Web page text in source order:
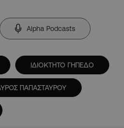
Alpha Podcasts
ΙΔΙΟΚΤΗΤΟ ΓΗΠΕΔΟ
ΠΑΠΑΣΤΑΥΡΟΥ